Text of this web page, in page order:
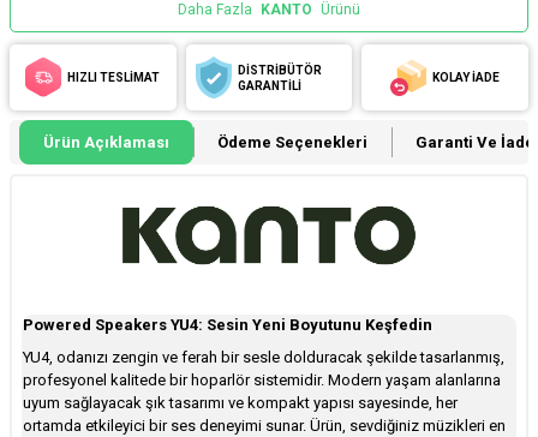
Daha Fazla KANTO Ürünü
HIZLI TESLİMAT
DİSTRİBÜTÖR
GARANTİLİ
KOLAY İADE
Ürün Açıklaması Ödeme Seçenekleri Garanti Ve İade
Powered Speakers YU4: Sesin Yeni Boyutunu Keşfedin
YU4, odanızı zengin ve ferah bir sesle dolduracak şekilde tasarlanmış,
profesyonel kalitede bir hoparlör sistemidir. Modern yaşam alanlarına
uyum sağlayacak şık tasarımı ve kompakt yapısı sayesinde, her
ortamda etkileyici bir ses deneyimi sunar. Ürün, sevdiğiniz müzikleri en